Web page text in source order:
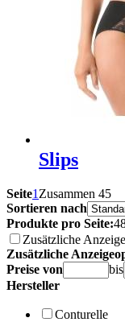
Slips
Seite1 Zusammen 45
Sortieren nach
Produkte pro Seite:
Zusätzliche
Zusätzliche
Preise von
bis
Hersteller
Conturelle